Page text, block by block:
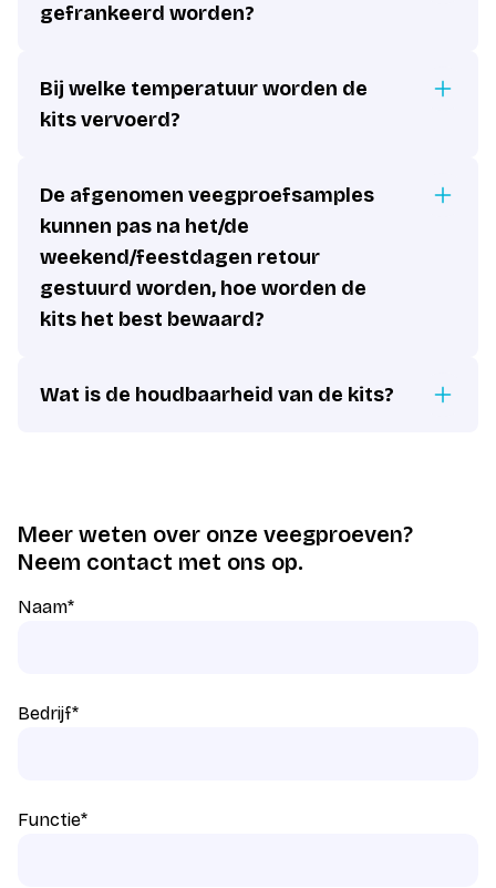
gefrankeerd worden?
Bij welke temperatuur worden de
kits vervoerd?
De afgenomen veegproefsamples
kunnen pas na het/de
weekend/feestdagen retour
gestuurd worden, hoe worden de
kits het best bewaard?
Wat is de houdbaarheid van de kits?
Meer weten over onze veegproeven?
Neem contact met ons op.
Naam*
Bedrijf*
Functie*